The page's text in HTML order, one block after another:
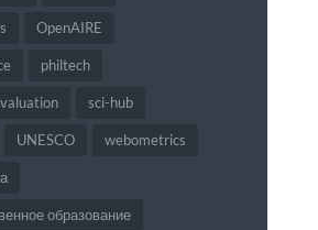
OpenAIRE
philtech
sci-hub
UNESCO webometrics
образование